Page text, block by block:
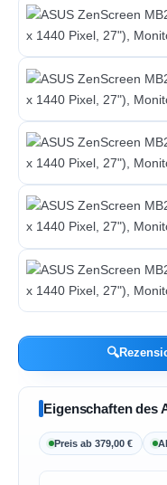
🔍
Eigenschaften des
Preis ab 379,00 €